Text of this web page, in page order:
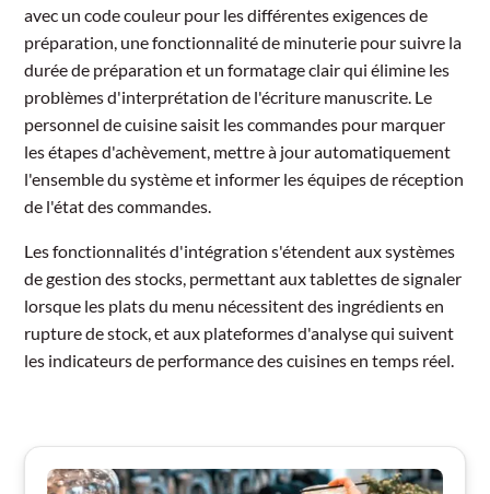
avec un code couleur pour les différentes exigences de
préparation, une fonctionnalité de minuterie pour suivre la
durée de préparation et un formatage clair qui élimine les
problèmes d'interprétation de l'écriture manuscrite. Le
personnel de cuisine saisit les commandes pour marquer
les étapes d'achèvement, mettre à jour automatiquement
l'ensemble du système et informer les équipes de réception
de l'état des commandes.
Les fonctionnalités d'intégration s'étendent aux systèmes
de gestion des stocks, permettant aux tablettes de signaler
lorsque les plats du menu nécessitent des ingrédients en
rupture de stock, et aux plateformes d'analyse qui suivent
les indicateurs de performance des cuisines en temps réel.